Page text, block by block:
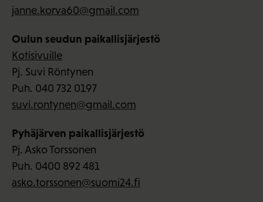
janne.korva60@gmail.com
Oulun seudun paikallisjärjestö
Kotisivuille
Pj. Suvi Röntynen
Puh. 040 732 0197
suvi.rontynen@gmail.com
Pyhäjärven paikallisjärjestö
Pj. Asko Torssonen
Puh. 0400 892 481
asko.torssonen@suomi24.fi